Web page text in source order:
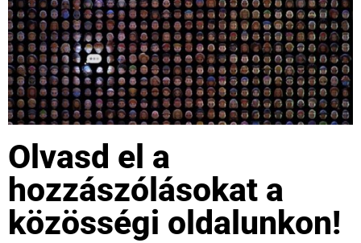
Olvasd el a
hozzászólásokat a
közösségi oldalunkon!